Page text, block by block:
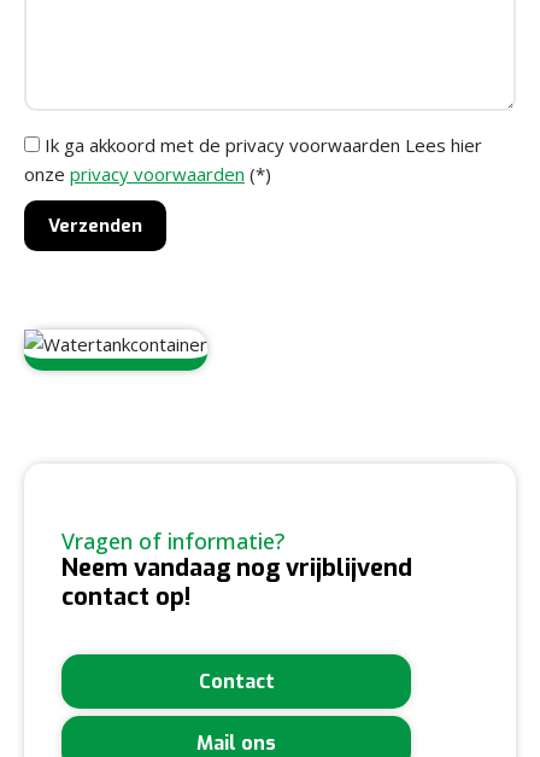
Ik ga akkoord met de privacy voorwaarden Lees hier
onze privacy voorwaarden (*)
Vragen of informatie?
Neem vandaag nog vrijblijvend
contact op!
Contact
Mail ons